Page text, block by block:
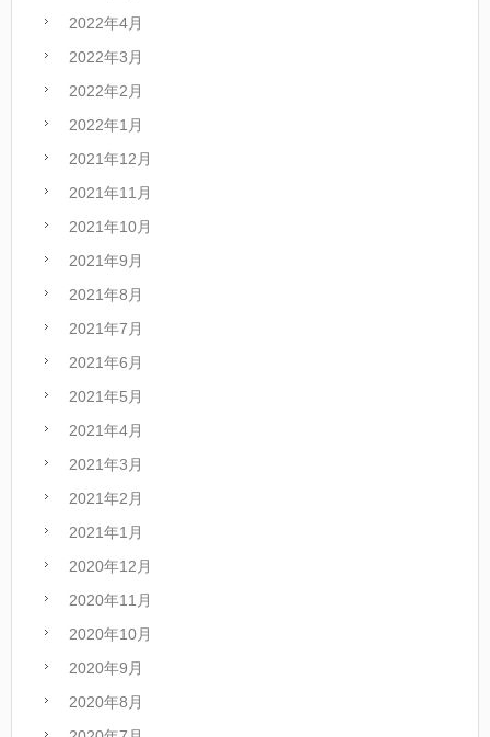
2022年4月
2022年3月
2022年2月
2022年1月
2021年12月
2021年11月
2021年10月
2021年9月
2021年8月
2021年7月
2021年6月
2021年5月
2021年4月
2021年3月
2021年2月
2021年1月
2020年12月
2020年11月
2020年10月
2020年9月
2020年8月